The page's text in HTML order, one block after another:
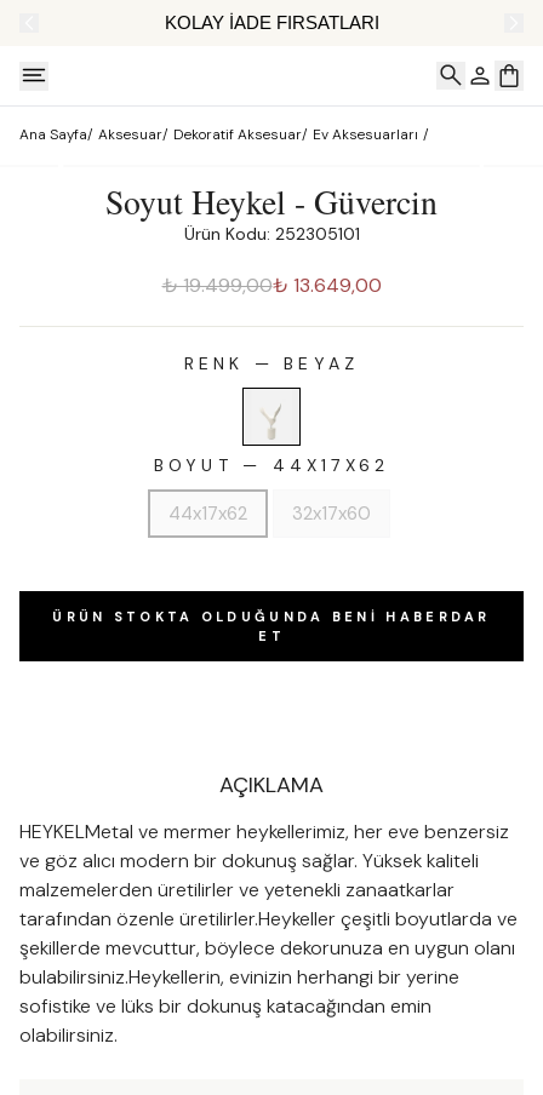
KOLAY İADE FIRSATLARI
Ana Sayfa/ Aksesuar/ Dekoratif Aksesuar/ Ev Aksesuarları /
Soyut Heykel - Güvercin
Ürün Kodu: 252305101
₺ 19.499,00₺ 13.649,00
RENK — BEYAZ
BOYUT — 44X17X62
44x17x62 32x17x60
ÜRÜN STOKTA OLDUĞUNDA BENI HABERDAR
ET
AÇIKLAMA
HEYKELMetal ve mermer heykellerimiz, her eve benzersiz
ve göz alıcı modern bir dokunuş sağlar. Yüksek kaliteli
malzemelerden üretilirler ve yetenekli zanaatkarlar
tarafından özenle üretilirler.Heykeller çeşitli boyutlarda ve
şekillerde mevcuttur, böylece dekorunuza en uygun olanı
bulabilirsiniz.Heykellerin, evinizin herhangi bir yerine
sofistike ve lüks bir dokunuş katacağından emin
olabilirsiniz.